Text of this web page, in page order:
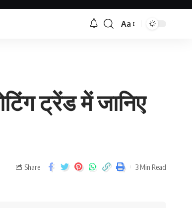
Aa
ट्रेंड में जानिए
Share 3 Min Read